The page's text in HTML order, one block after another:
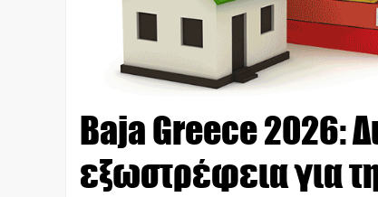
Baja Greece 2026:
εξωστρέφεια για